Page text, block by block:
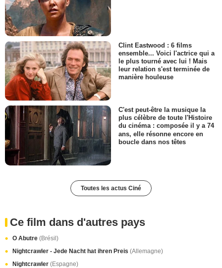
Clint Eastwood : 6 films
ensemble... Voici l'actrice qui a
le plus tourné avec lui ! Mais
leur relation s'est terminée de
manière houleuse
C'est peut-être la musique la
plus célèbre de toute l'Histoire
du cinéma : composée il y a 74
ans, elle résonne encore en
boucle dans nos têtes
Toutes les actus Ciné
Ce film dans d'autres pays
O Abutre (Brésil)
Nightcrawler - Jede Nacht hat ihren Preis (Allemagne)
Nightcrawler (Espagne)